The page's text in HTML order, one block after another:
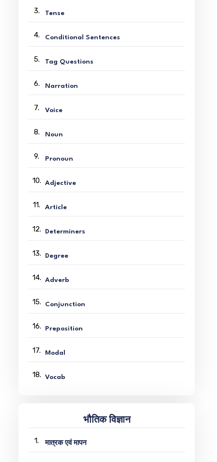
3. Tense
4. Conditional Sentences
5. Tag Questions
6. Narration
7. Voice
8. Noun
9. Pronoun
10. Adjective
11. Article
12. Determiners
13. Degree
14. Adverb
15. Conjunction
16. Preposition
17. Modal
18. Vocab
भौतिक विज्ञान
1. मात्रक एवं मापन